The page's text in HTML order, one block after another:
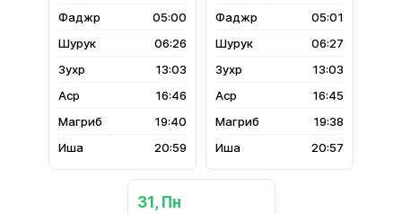
05:00
06:26
13:03
16:46
19:40
20:59
05:01
06:27
13:03
16:45
19:38
20:57
31, Пн